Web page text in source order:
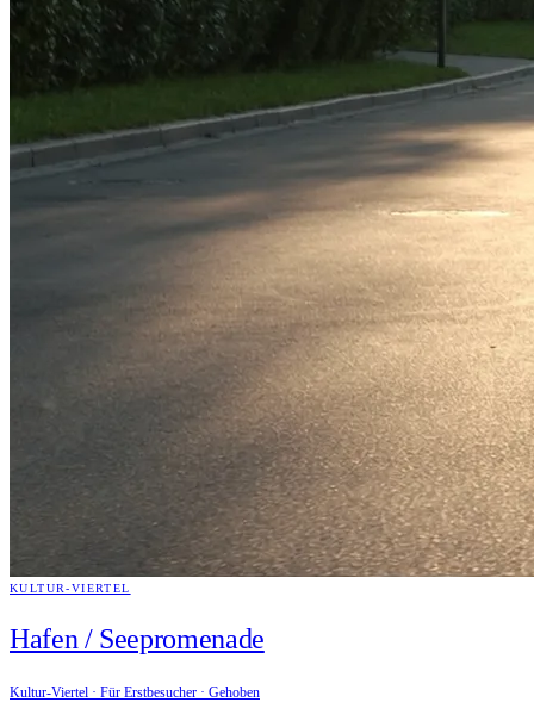
KULTUR-VIERTEL
Hafen / Seepromenade
Kultur-Viertel · Für Erstbesucher · Gehoben